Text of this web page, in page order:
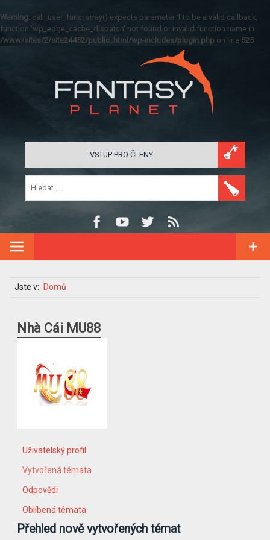
Warning: call_user_func_array() expects parameter 1 to be a valid callback,
function 'wp_edge_cache_dispatch' not found or invalid function name in
/www/sites/2/site24452/public_html/wp-includes/plugin.php on line 525
VSTUP PRO ČLENY
Jste v: Domů
Nhà Cái MU88
Uživatelský profil
Vytvořená témata
Odpovědi
Oblíbená témata
Přehled nově vytvořených témat